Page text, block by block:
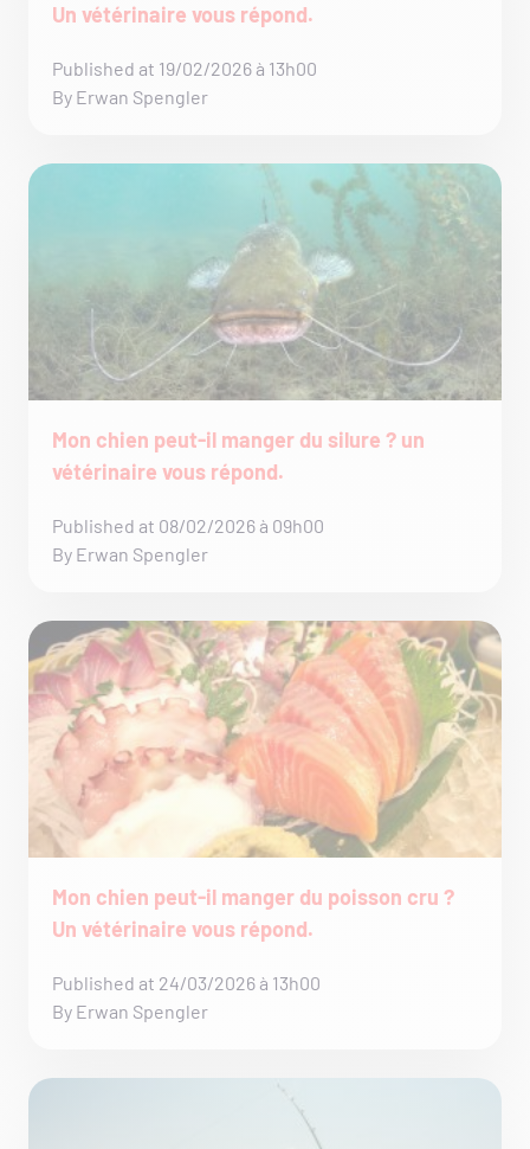
Un vétérinaire vous répond.
Published at 19/02/2026 à 13h00
By Erwan Spengler
Mon chien peut-il manger du silure ? un
vétérinaire vous répond.
Published at 08/02/2026 à 09h00
By Erwan Spengler
Mon chien peut-il manger du poisson cru ?
Un vétérinaire vous répond.
Published at 24/03/2026 à 13h00
By Erwan Spengler